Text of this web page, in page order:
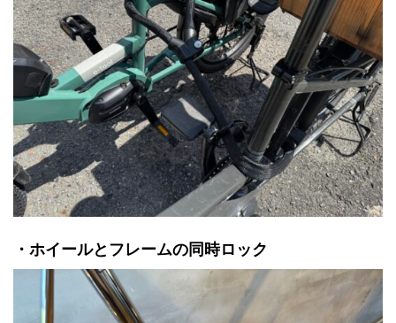
・ホイールとフレームの同時ロック